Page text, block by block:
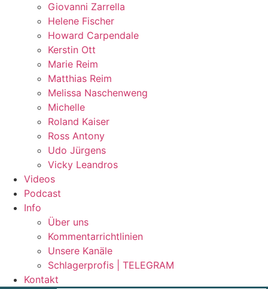
Giovanni Zarrella
Helene Fischer
Howard Carpendale
Kerstin Ott
Marie Reim
Matthias Reim
Melissa Naschenweng
Michelle
Roland Kaiser
Ross Antony
Udo Jürgens
Vicky Leandros
Videos
Podcast
Info
Über uns
Kommentarrichtlinien
Unsere Kanäle
Schlagerprofis | TELEGRAM
Kontakt